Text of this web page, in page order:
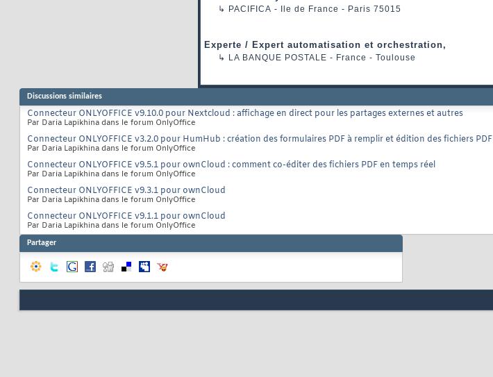
↳ PACIFICA - Ile de France - Paris 75015
Experte / Expert automatisation et orchestration,
↳ LA BANQUE POSTALE - France - Toulouse
Discussions similaires
Connecteur ONLYOFFICE v9.10.0 pour Nextcloud : affichage en direct pour les partages externes et autres
Par Daria Lapikhina dans le forum OnlyOffice
Connecteur ONLYOFFICE v3.2.0 pour HumHub : création des formulaires PDF à remplir et édition des fichiers PDF
Par Daria Lapikhina dans le forum OnlyOffice
Connecteur ONLYOFFICE v9.5.1 pour ownCloud : comment co-éditer des fichiers PDF en temps réel
Par Daria Lapikhina dans le forum OnlyOffice
Connecteur ONLYOFFICE v9.3.1 pour ownCloud
Par Daria Lapikhina dans le forum OnlyOffice
Connecteur ONLYOFFICE v9.1.1 pour ownCloud
Par Daria Lapikhina dans le forum OnlyOffice
Partager